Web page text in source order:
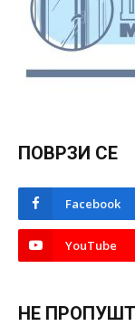
ПОВРЗИ СЕ
Facebook
YouTube
НЕ